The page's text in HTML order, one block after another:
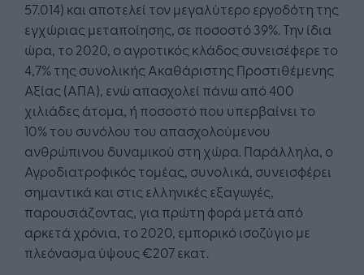
57.014) και αποτελεί τον μεγαλύτερο εργοδότη της
εγχώριας μεταποίησης, σε ποσοστό 39%. Την ίδια
ώρα, το 2020, ο αγροτικός κλάδος συνεισέφερε το
4,7% της συνολικής Ακαθάριστης Προστιθέμενης
Αξίας (ΑΠΑ), ενώ απασχολεί πάνω από 400
χιλιάδες άτομα, ή ποσοστό που υπερβαίνει το
10% του συνόλου του απασχολούμενου
ανθρώπινου δυναμικού στη χώρα. Παράλληλα, ο
Αγροδιατροφικός τομέας, συνολικά, συνεισφέρει
σημαντικά και στις ελληνικές εξαγωγές,
παρουσιάζοντας, για πρώτη φορά μετά από
αρκετά χρόνια, το 2020, εμπορικό ισοζύγιο με
πλεόνασμα ύψους €207 εκατ.